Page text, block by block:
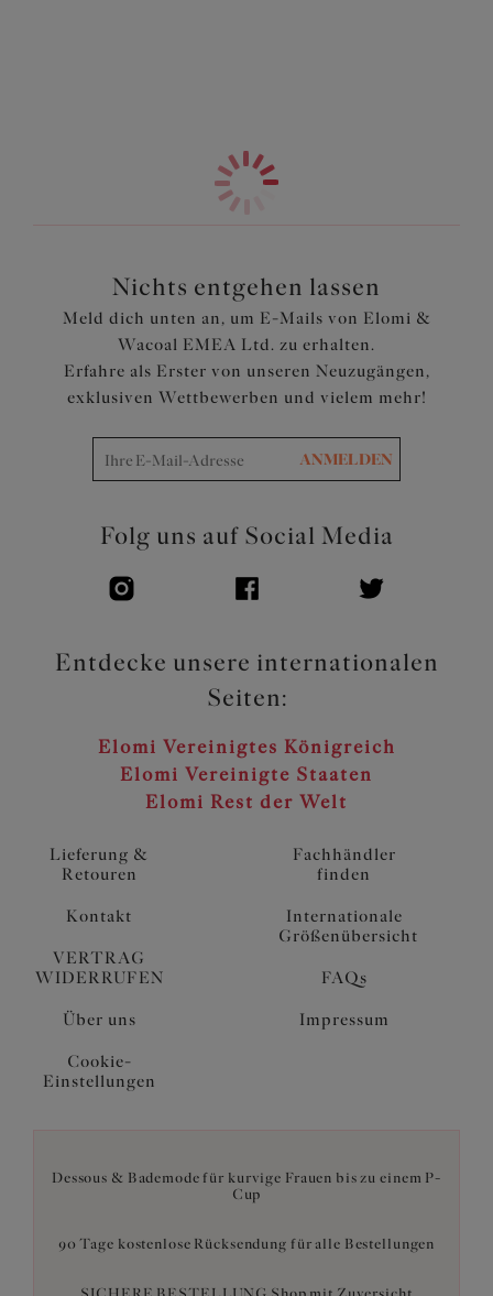
Lieferung &
Retouren
Kontakt
VERTRAG
WIDERRUFEN
Über uns
Cookie-
Einstellungen
Nichts entgehen lassen
Meld dich unten an, um E-Mails von Elomi &
Wacoal EMEA Ltd. zu erhalten.
Erfahre als Erster von unseren Neuzugängen,
exklusiven Wettbewerben und vielem mehr!
ANMELDEN
Folg uns auf Social Media
Entdecke unsere internationalen
Seiten:
Elomi Vereinigtes Königreich
Elomi Vereinigte Staaten
Elomi Rest der Welt
Fachhändler
finden
Internationale
Größenübersicht
FAQs
Impressum
Dessous & Bademode für kurvige Frauen bis zu einem P-
Cup
90 Tage kostenlose Rücksendung für alle Bestellungen